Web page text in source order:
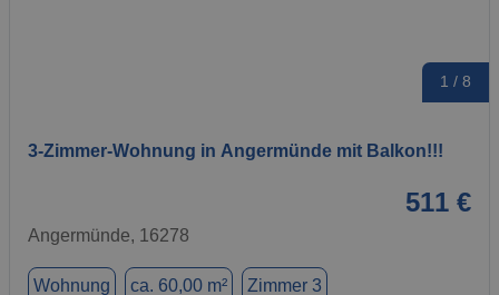
1 / 8
3-Zimmer-Wohnung in Angermünde mit Balkon!!!
511 €
Angermünde, 16278
Wohnung ca. 60,00 m² Zimmer 3